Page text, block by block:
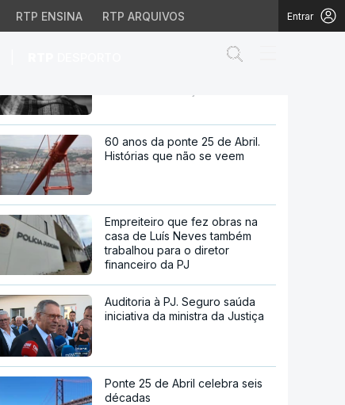
RTP ENSINA RTP ARQUIVOS Entrar
da lei da
ACT multa dez empresas e
60 anos da ponte 25 de Abril.
Histórias que não se veem
Empreiteiro que fez obras na
casa de Luís Neves também
trabalhou para o diretor
financeiro da PJ
Auditoria à PJ. Seguro saúda
iniciativa da ministra da Justiça
Ponte 25 de Abril celebra seis
décadas